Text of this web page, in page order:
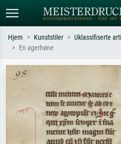
Søk etter kunstner, tittel eller stil – for
impresjonisme, Hokusai-bølgen, akt.
Hjem Kunststiler Uklassifiserte
En agerhøne